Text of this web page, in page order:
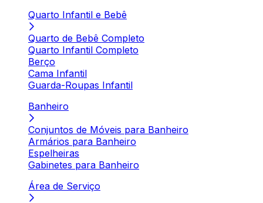
Quarto Infantil e Bebê
Quarto de Bebê Completo
Quarto Infantil Completo
Berço
Cama Infantil
Guarda-Roupas Infantil
Banheiro
Conjuntos de Móveis para Banheiro
Armários para Banheiro
Espelheiras
Gabinetes para Banheiro
Área de Serviço